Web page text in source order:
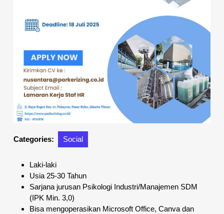
Categories: Social
Laki-laki
Usia 25-30 Tahun
Sarjana jurusan Psikologi Industri/Manajemen SDM
(IPK Min. 3,0)
Bisa mengoperasikan Microsoft Office, Canva dan